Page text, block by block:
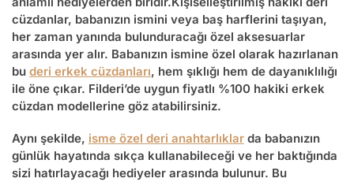
cüzdanlar, babanızın ismini veya baş harflerini taşıyan,
her zaman yanında bulunduracağı özel aksesuarlar
arasında yer alır. Babanızın ismine özel olarak hazırlanan
bu deri erkek cüzdanları, hem şıklığı hem de dayanıklılığı
ile öne çıkar. Filderi’de uygun fiyatlı %100 hakiki erkek
cüzdan modellerine göz atabilirsiniz.
Aynı şekilde, isme özel deri anahtarlıklar da babanızın
günlük hayatında sıkça kullanabileceği ve her baktığında
sizi hatırlayacağı hediyeler arasında bulunur. Bu